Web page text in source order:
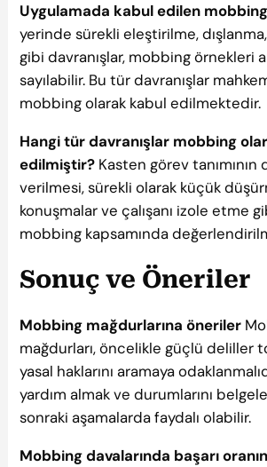
Uygulamada kabul edilen
yerinde sürekli eleştirilme,
gibi davranışlar, mobbing örnekleri
sayılabilir. Bu tür davranışlar
mobbing olarak kabul edilmektedir.
Hangi tür davranışlar mobbing
edilmiştir? Kasten görev tanımının
verilmesi, sürekli olarak küçük
konuşmalar ve çalışanı izole etme
mobbing kapsamında
Sonuç ve Öneriler
Mobbing mağdurlarına öneriler
mağdurları, öncelikle güçlü deliller
yasal haklarını aramaya
yardım almak ve durumlarını
sonraki aşamalarda faydalı olabilir.
Mobbing davalarında başarı